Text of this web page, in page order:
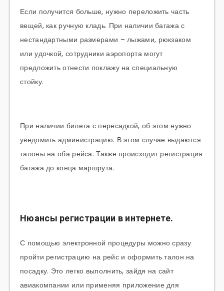
Если получится больше, нужно переложить часть
вещей, как ручную кладь. При наличии багажа с
нестандартными размерами – лыжами, рюкзаком
или удочкой, сотрудники аэропорта могут
предложить отнести поклажу на специальную
стойку.
При наличии билета с пересадкой, об этом нужно
уведомить администрацию. В этом случае выдаются
талоны на оба рейса. Также происходит регистрация
багажа до конца маршрута.
Нюансы регистрации в интернете.
С помощью электронной процедуры можно сразу
пройти регистрацию на рейс и оформить талон на
посадку. Это легко выполнить, зайдя на сайт
авиакомпании или применяя приложение для